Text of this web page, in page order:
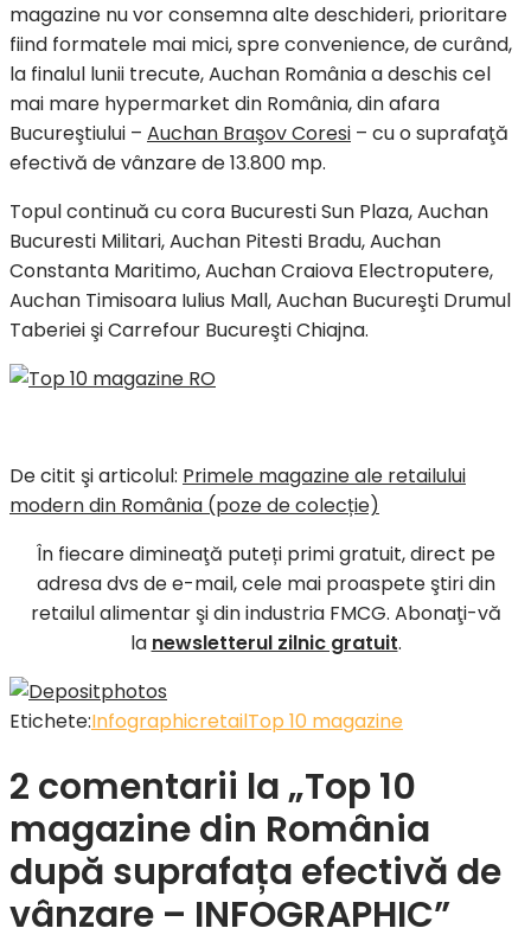
magazine nu vor consemna alte deschideri, prioritare
fiind formatele mai mici, spre convenience, de curând,
la finalul lunii trecute, Auchan România a deschis cel
mai mare hypermarket din România, din afara
Bucureştiului – Auchan Braşov Coresi – cu o suprafaţă
efectivă de vânzare de 13.800 mp.
Topul continuă cu cora Bucuresti Sun Plaza, Auchan
Bucuresti Militari, Auchan Pitesti Bradu, Auchan
Constanta Maritimo, Auchan Craiova Electroputere,
Auchan Timisoara Iulius Mall, Auchan Bucureşti Drumul
Taberiei şi Carrefour Bucureşti Chiajna.
De citit şi articolul: Primele magazine ale retailului
modern din România (poze de colecție)
În fiecare dimineaţă puteți primi gratuit, direct pe
adresa dvs de e-mail, cele mai proaspete ştiri din
retailul alimentar şi din industria FMCG. Abonaţi-vă
la newsletterul zilnic gratuit.
Etichete:InfographicretailTop 10 magazine
2 comentarii la „Top 10
magazine din România
după suprafața efectivă de
vânzare – INFOGRAPHIC”